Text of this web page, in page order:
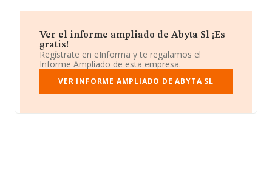
Ver el informe ampliado de Abyta Sl ¡Es
gratis!
Regístrate en eInforma y te regalamos el
Informe Ampliado de esta empresa.
VER INFORME AMPLIADO DE ABYTA SL